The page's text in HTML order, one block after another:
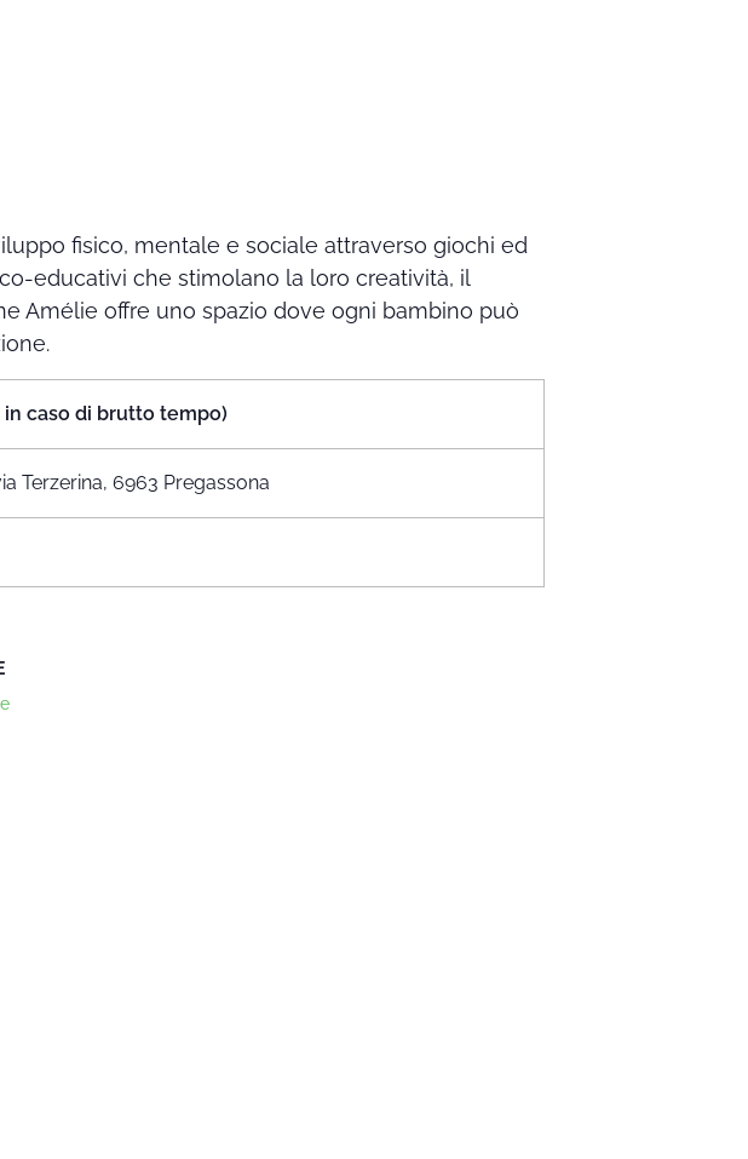
fisico, mentale e sociale attraverso giochi ed
educativi che stimolano la loro creatività, il
Amélie offre uno spazio dove ogni bambino può
in caso di brutto tempo)
Terzerina, 6963 Pregassona